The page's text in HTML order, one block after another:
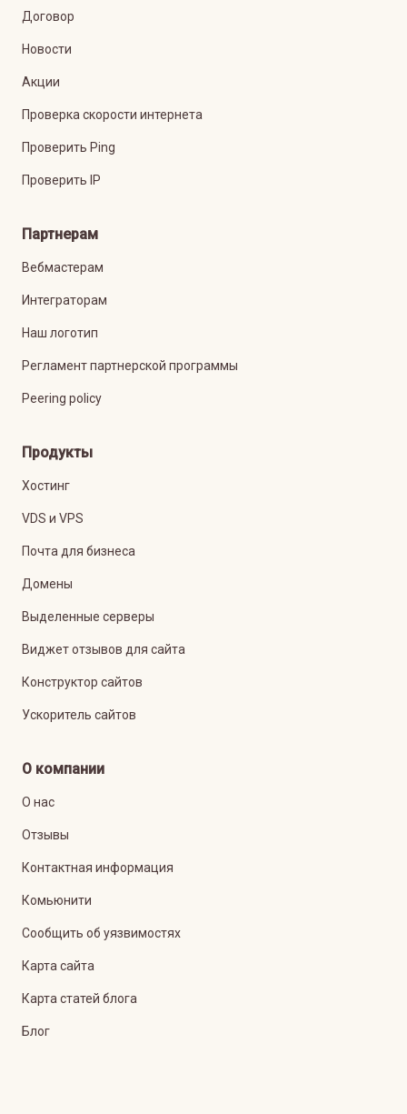
Договор
Новости
Акции
Проверка скорости интернета
Проверить Ping
Проверить IP
Партнерам
Вебмастерам
Интеграторам
Наш логотип
Регламент партнерской программы
Peering policy
Продукты
Хостинг
VDS и VPS
Почта для бизнеса
Домены
Выделенные серверы
Виджет отзывов для сайта
Конструктор сайтов
Ускоритель сайтов
О компании
О нас
Отзывы
Контактная информация
Комьюнити
Сообщить об уязвимостях
Карта сайта
Карта статей блога
Блог